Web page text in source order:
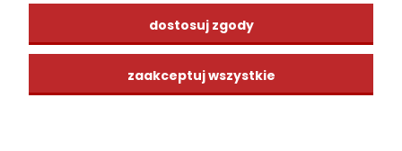
CENTRUM WIEDZY
dostosuj zgody
zaakceptuj wszystkie